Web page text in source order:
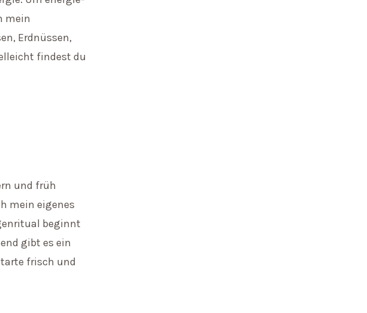
mein
Erdnüssen,
findest du
und früh
mein eigenes
beginnt
gibt es ein
frisch und